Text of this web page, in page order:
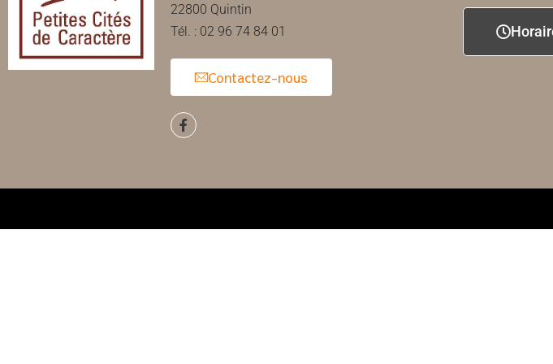
22800 Quintin
Tél. : 02 96 74 84 01
Contactez-nous